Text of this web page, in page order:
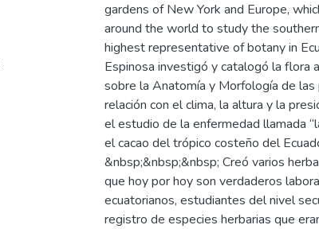
gardens of New York and Europe,
around the world to study the
highest representative of botany in
Espinosa investigó y catalogó la flora
sobre la Anatomía y Morfología de
relación con el clima, la altura y la
el estudio de la enfermedad llamada
el cacao del trópico costeño del
&nbsp;&nbsp;&nbsp; Creó varios
que hoy por hoy son verdaderos
ecuatorianos, estudiantes del nivel
registro de especies herbarias que